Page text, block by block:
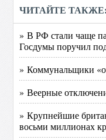
ЧИТАЙТЕ ТАКЖЕ:
» В РФ стали чаще
Госдумы поручил
» Коммунальщики
» Веерные
» Крупнейшие
восьми миллионах